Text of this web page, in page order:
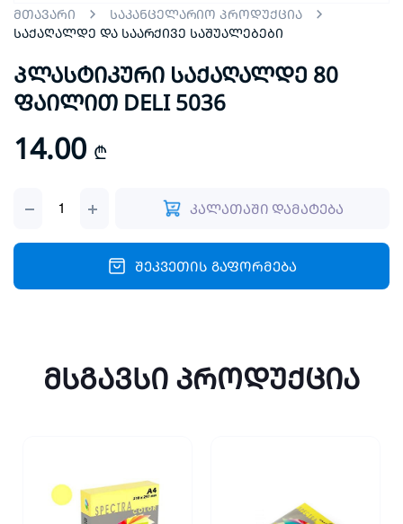
მთავარი
საკანცელარიო პროდუქცია
საქაღალდე და საარქივე საშუალებები
პლასტიკური საქაღალდე 80
ფაილით DELI 5036
14.00 ₾
საქაღალდე
ფაილით
კალათაში დამატება
შეკვეთის გაფორმება
მსგავსი პროდუქცია